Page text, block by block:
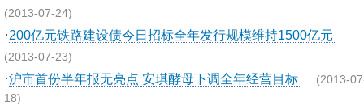
(2013-07-24)
·200亿元铁路建设债今日招标全年发行规模维持1500亿元
(2013-07-23)
·沪市首份半年报无亮点 安琪酵母下调全年经营目标 (2013-
18)